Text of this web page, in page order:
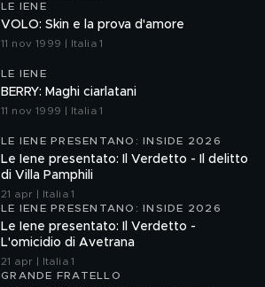
LE IENE
VOLO: Skin e la prova d'amore
11 nov 1999 | Italia 1
LE IENE
BERRY: Maghi ciarlatani
11 nov 1999 | Italia 1
LE IENE PRESENTANO: INSIDE 2026
Le Iene presentato: Il Verdetto - Il delitto
di Villa Pamphili
21 apr | Italia 1
LE IENE PRESENTANO: INSIDE 2026
Le Iene presentato: Il Verdetto -
L'omicidio di Avetrana
21 apr | Italia 1
GRANDE FRATELLO